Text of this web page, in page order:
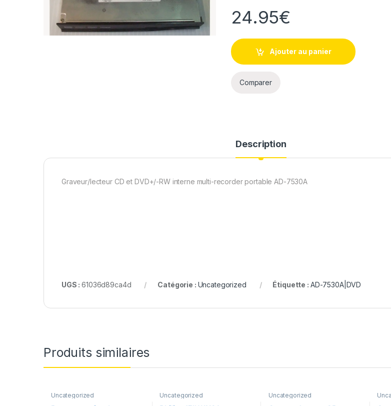
24.95€
Ajouter au panier
Comparer
Description
Graveur/lecteur CD et DVD+/-RW interne multi-recorder portable AD-7530A
UGS :61036d89ca4d Catégorie : Uncategorized Étiquette : AD-7530A|DVD
Produits similaires
Uncategorized Uncategorized Uncategorized